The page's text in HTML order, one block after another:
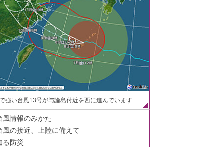
強い台風13号が与論島付近を西に進んでいます
風情報のみかた
風の接近、上陸に備えて
る防災